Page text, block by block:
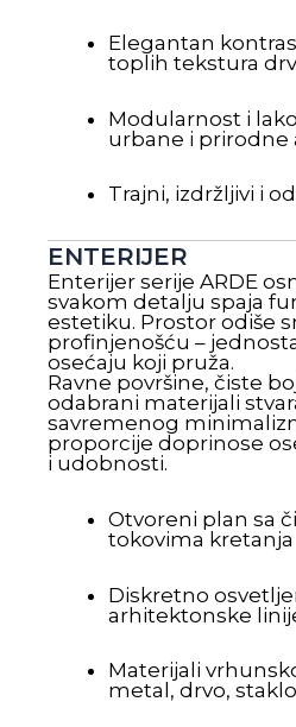
Elegantan
toplih tekstura
Modularnost i
urbane i prirodne
Trajni, izdržljivi i
ENTERIJER
Enterijer serije ARDE
svakom detalju spaja
estetiku. Prostor odiše
profinjenošću –
osećaju koji pruža.
Ravne površine, čiste
odabrani materijali
savremenog
proporcije doprinose
i udobnosti.
Otvoreni plan sa
tokovima kretanja
Diskretno
arhitektonske
Materijali
metal, drvo,